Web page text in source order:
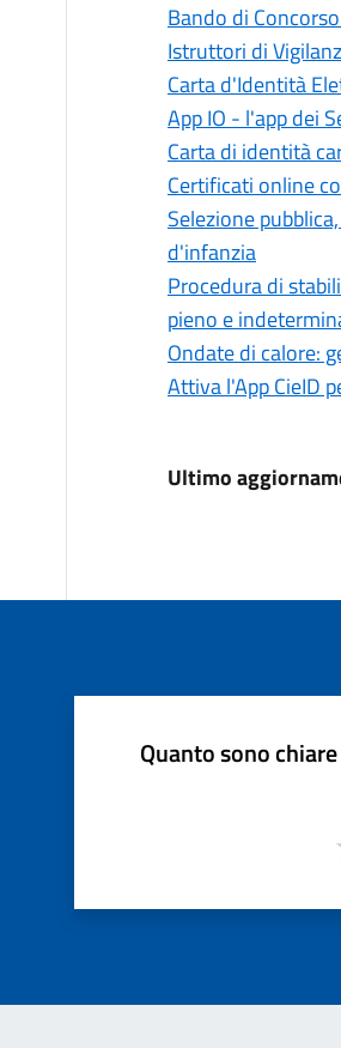
Bando di
Istruttori di
Carta d'Identità
App IO - l'app dei
Carta di identità
Certificati online
Selezione
d'infanzia
Procedura di
pieno e
Ondate di calore:
Attiva l'App CieID
Ultimo
Quanto sono